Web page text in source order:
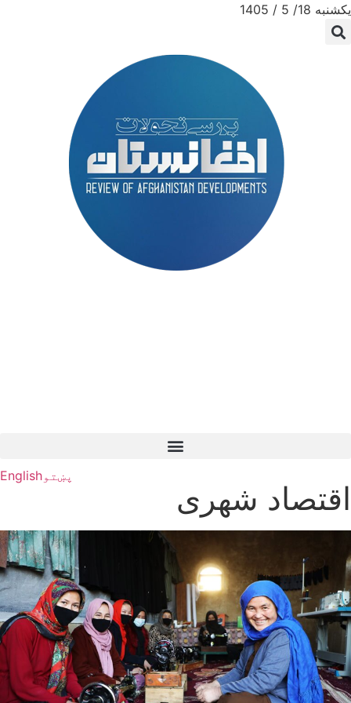
یکشنبه 18/ 5 / 1405
پښتوEnglish
اقتصاد شهری